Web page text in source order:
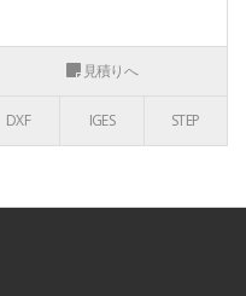
見積りへ
DXF IGES STEP